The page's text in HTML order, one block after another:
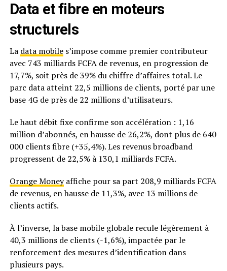
Data et fibre en moteurs
structurels
La data mobiles’impose comme premier contributeur
avec 743 milliards FCFA de revenus, en progression de
17,7%, soit près de 39% du chiffre d’affaires total. Le
parc data atteint 22,5 millions de clients, porté par une
base 4G de près de 22 millions d’utilisateurs.
Le haut débit fixe confirme son accélération : 1,16
million d’abonnés, en hausse de 26,2%, dont plus de 640
000 clients fibre (+35,4%). Les revenus broadband
progressent de 22,5% à 130,1 milliards FCFA.
Orange Moneyaffiche pour sa part 208,9 milliards FCFA
de revenus, en hausse de 11,3%, avec 13 millions de
clients actifs.
À l’inverse, la base mobile globale recule légèrement à
40,3 millions de clients (-1,6%), impactée par le
renforcement des mesures d’identification dans
plusieurs pays.